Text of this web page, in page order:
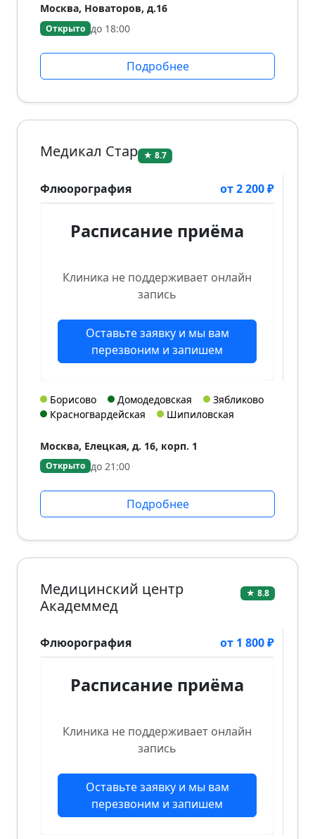
Москва, Новаторов, д.16
Открыто до 18:00
Подробнее
Медикал Стар ★ 8.7
Флюорография от 2 200 ₽
Расписание приёма
Клиника не поддерживает онлайн
запись
Оставьте заявку и мы вам
перезвоним и запишем
Борисово Домодедовская
Зябликово
Красногвардейская
Шипиловская
Москва, Елецкая, д. 16, корп. 1
Открыто до 21:00
Подробнее
Медицинский центр
Академмед
★ 8.8
Флюорография от 1 800 ₽
Расписание приёма
Клиника не поддерживает онлайн
запись
Оставьте заявку и мы вам
перезвоним и запишем